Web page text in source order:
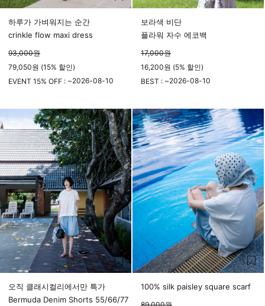
하루가 가벼워지는 순간
crinkle flow maxi dress
93,000원
79,050원 (15% 할인)
EVENT 15% OFF : ~2026-08-10
보라색 비단
플라워 자수 에코백
17,000원
16,200원 (5% 할인)
BEST : ~2026-08-10
오직 클래시컬리에서만 특가
Bermuda Denim Shorts 55/66/77
100% silk paisley square scarf
89,000원